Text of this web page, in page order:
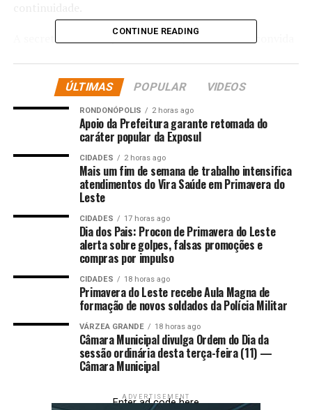
A secretária municipal de Cultura, Marisa Neto, convida
alunos trabalharam com muita dedicação, e esta mostra
é a celebração de todo esse processo. Convidamos toda a
população a prestigiar, apoiar e se emocionar com o
talento que temos aqui na nossa cidade”, disse.
Comentários
RELATED TOPICS: AUDITÓRIO
FARROUPILHA MOSTRA
PARTIR
SORRISO TEATRO
Prefeitura lamenta o falecimento do professor Geovani
Município ultrapassa 1.000 atendimentos em
telemedicina especializada no primeiro mês
CONTINUE READING
ÚLTIMAS POPULAR VIDEOS
RONDONÓPOLIS 2 horas ago
Apoio da Prefeitura garante retomada do
caráter popular da Exposul
CIDADES 2 horas ago
Mais um fim de semana de trabalho intensifica
atendimentos do Vira Saúde em Primavera do
Leste
CIDADES 17 horas ago
Dia dos Pais: Procon de Primavera do Leste
alerta sobre golpes, falsas promoções e
compras por impulso
CIDADES 18 horas ago
Primavera do Leste recebe Aula Magna de
formação de novos soldados da Polícia Militar
VÁRZEA GRANDE 18 horas ago
Câmara Municipal divulga Ordem do Dia da
sessão ordinária desta terça-feira (11) —
Câmara Municipal
ADVERTISEMENT
Enter ad code here